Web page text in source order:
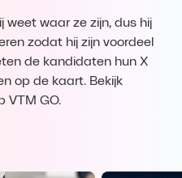
weet waar ze zijn, dus hij
zodat hij zijn voordeel
de kandidaten hun X
op de kaart. Bekijk
VTM GO.